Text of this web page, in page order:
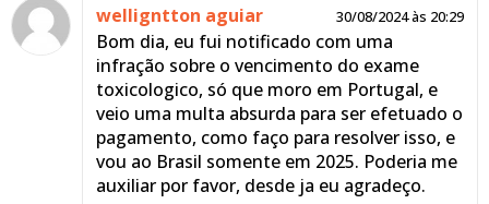
está negando de renovar,
só está fora do país
Responder
welligntton aguiar 30/08/2024 às 20:29
Bom dia, eu fui notificado com uma
infração sobre o vencimento do exame
toxicologico, só que moro em Portugal, e
veio uma multa absurda para ser efetuado o
pagamento, como faço para resolver isso, e
vou ao Brasil somente em 2025. Poderia me
auxiliar por favor, desde ja eu agradeço.